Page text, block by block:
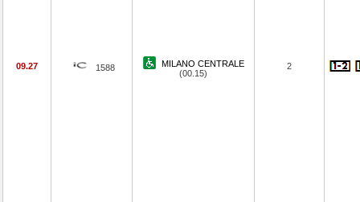
09.27 1588
MILANO CENTRALE
(00.15)
2